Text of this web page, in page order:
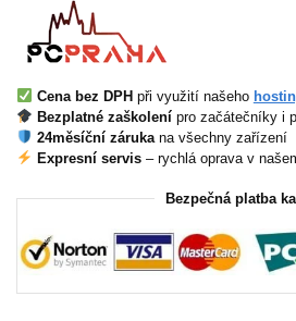
Cena bez DPHpři využití našeho
Bezplatné zaškolenípro začátečníky i
24měsíční zárukana všechny zařízení
Expresní servis– rychlá oprava v
Bezpečná platba